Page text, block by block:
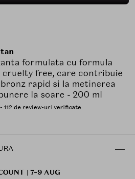
formulata cu formula
cruelty free, care contribuie
rapid si la metinerea
la soare - 200 ml
- 112 de review-uri verificate
| 7–9 AUG